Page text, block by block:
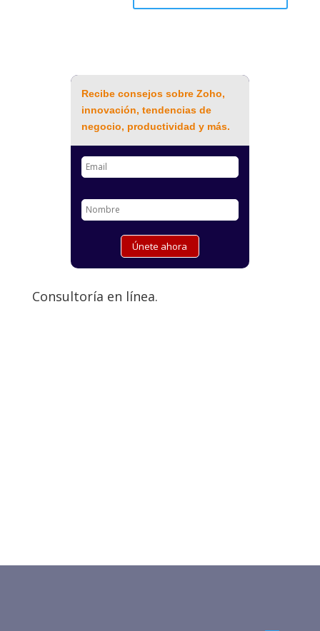
Recibe consejos sobre Zoho,
innovación, tendencias de
negocio, productividad y más.
Consultoría en línea.